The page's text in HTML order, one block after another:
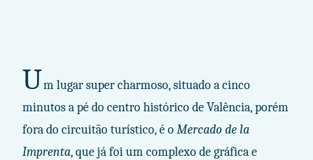
Um lugar super charmoso, situado a cinco
minutos a pé do centro histórico de Valência, porém
fora do circuitão turístico, é oMercado de la
Imprenta, que já foi um complexo de gráfica e